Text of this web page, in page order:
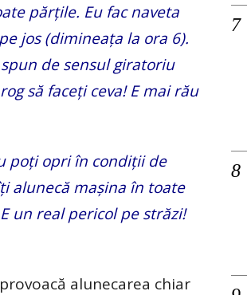
părțile. Eu fac naveta
jos (dimineața la ora 6).
de sensul giratoriu
să faceți ceva! E mai rău
poți opri în condiții de
alunecă mașina în toate
un real pericol pe străzi!
alunecarea chiar